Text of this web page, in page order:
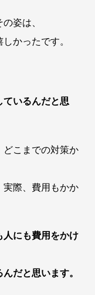
姿は、
かったです。
ているんだと思
こまでの対策か
際、費用もかか
人にも費用をかけ
だと思います。